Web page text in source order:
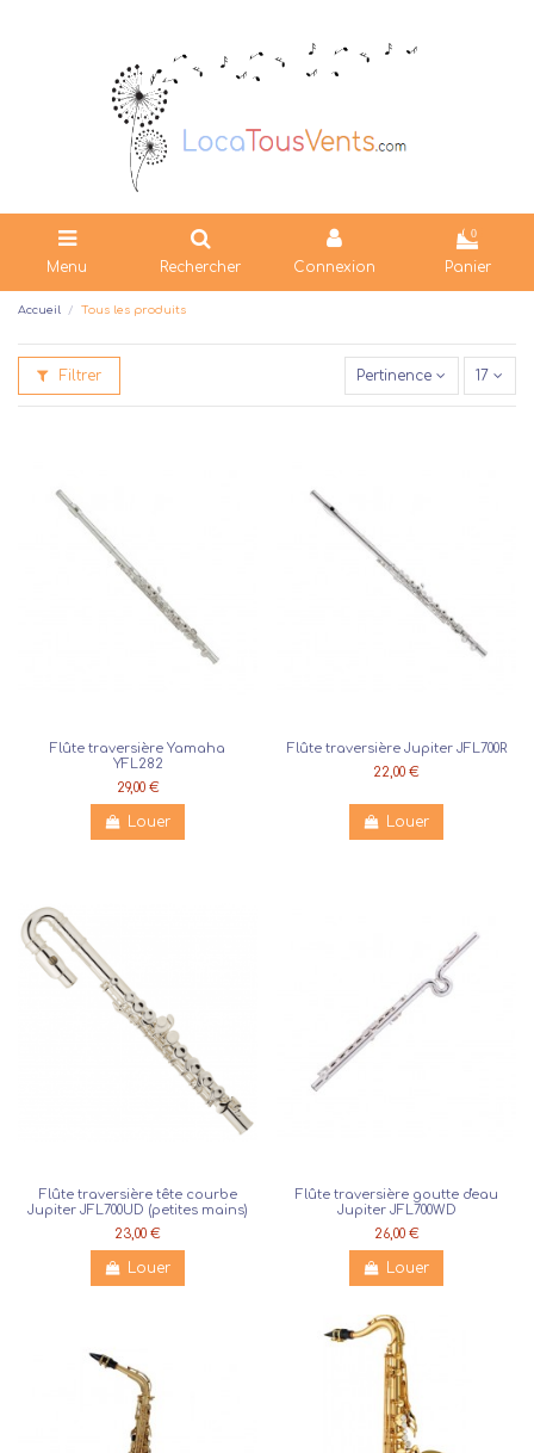
Menu Rechercher Connexion
0
Panier
Accueil Tous les produits
Filtrer Pertinence 17
Flûte traversière Yamaha
YFL282
29,00 €
Louer
Flûte traversière Jupiter JFL700R
22,00 €
Louer
Flûte traversière tête courbe
Jupiter JFL700UD (petites mains)
23,00 €
Louer
Flûte traversière goutte d'eau
Jupiter JFL700WD
26,00 €
Louer